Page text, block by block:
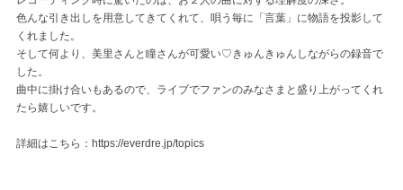
色んな引き出しを用意してきてくれて、唄う毎に「言葉」に物語を投影して
くれました。
そして何より、美里さんと瞳さんが可愛い♡きゅんきゅんしながらの録音で
した。
曲中に掛け合いもあるので、ライブでファンのみなさまと盛り上がってくれ
たら嬉しいです。
詳細はこちら： https://everdre.jp/topics